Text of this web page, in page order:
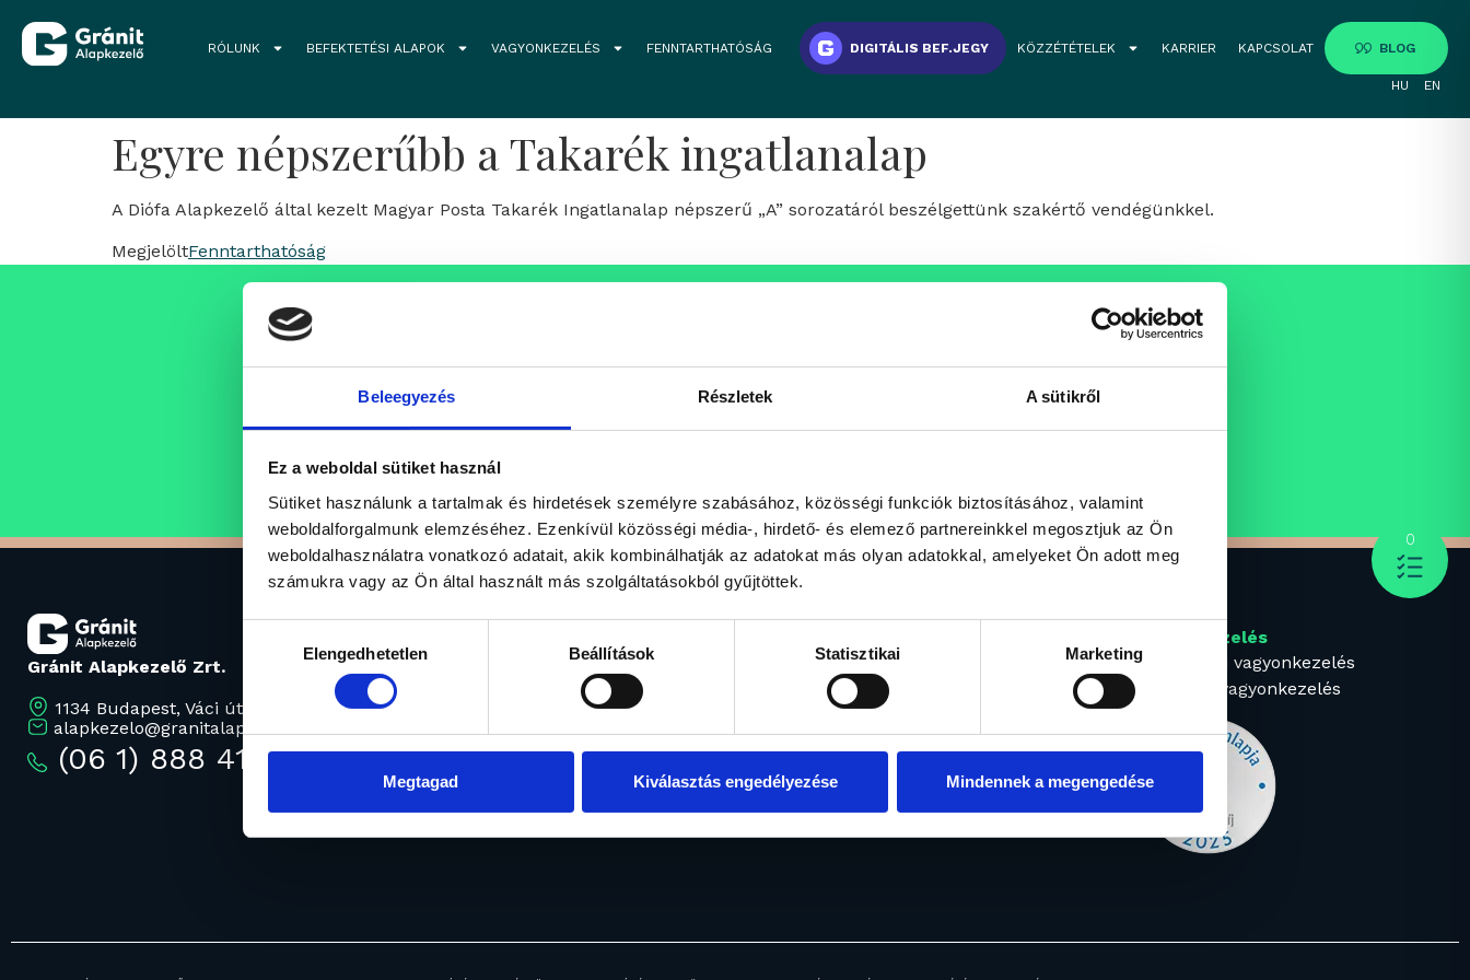
Beleegyezés Részletek A sütikről
Ez a weboldal sütiket használ
Sütiket használunk a tartalmak és hirdetések személyre szabásához, közösségi funkciók biztosításához, valamint
weboldalforgalmunk elemzéséhez. Ezenkívül közösségi média-, hirdető- és elemező partnereinkkel megosztjuk az Ön
weboldalhasználatra vonatkozó adatait, akik kombinálhatják az adatokat más olyan adatokkal, amelyeket Ön adott meg
számukra vagy az Ön által használt más szolgáltatásokból gyűjtöttek.
kiválasztásaElengedhetetlen Beállítások Statisztikai Marketing
Megtagad Kiválasztás engedélyezése Mindennek a megengedése
RÓLUNK BEFEKTETÉSI ALAPOK VAGYONKEZELÉS FENNTARTHATÓSÁG DIGITÁLIS BEF.JEGY KÖZZÉTÉTELEK KARRIER KAPCSOLAT BLOG
HU EN
Egyre népszerűbb a Takarék ingatlanalap
A Diófa Alapkezelő által kezelt Magyar Posta Takarék Ingatlanalap népszerű „A” sorozatáról beszélgettünk szakértő vendégünkkel.
MegjelöltFenntarthatóság
Állásajánlataink
Folyamatosan bővülő csapatunkba keressük azokat a
szakembereket, akik egy professzionális, inspiráló és
támogató szellemi műhely keretein belül folytatnák
Gránit Alapkezelő Zrt.
1134 Budapest, Váci út 17.
alapkezelo@granitalapkezelo.hu
(06 1) 888 4120
Menedzsment
Elismerések
Általános információk
Ingatlanjaink
Karrier
Alapjaink
Fogalomtár
Vagyonkezelés
Intézményi vagyonkezelés
Prémium vagyonkezelés
0